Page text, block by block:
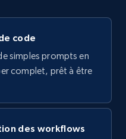
products by
Initial
code
simples prompts en
complet, prêt à être
des workflows